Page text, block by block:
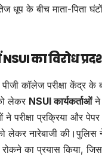
धूप के बीच माता-पिता
का विरोध
कॉलेज परीक्षा केंद्र के
लेकर NSUI कार्यकर्ताओंने
ने परीक्षा प्रक्रिया और
लेकर नारेबाजी की।पुलिस
रोकने का प्रयास किया,